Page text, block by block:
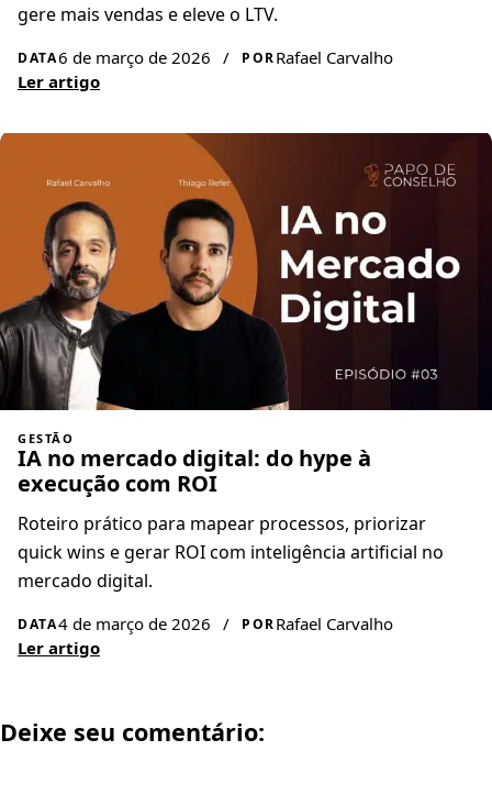
gere mais vendas e eleve o LTV.
DATA6 de março de 2026 / PORRafael Carvalho
Ler artigo
GESTÃO
IA no mercado digital: do hype à
execução com ROI
Roteiro prático para mapear processos, priorizar
quick wins e gerar ROI com inteligência artificial no
mercado digital.
DATA4 de março de 2026 / PORRafael Carvalho
Ler artigo
Deixe seu comentário: